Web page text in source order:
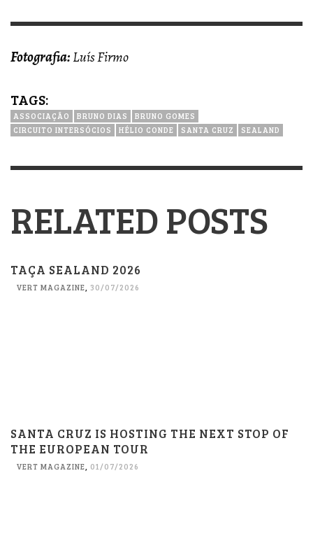
Fotografia:Luís Firmo
TAGS:
ASSOCIAÇÃO BRUNO DIAS
BRUNO GOMES
CIRCUITO INTERSÓCIOS
HÉLIO CONDE SANTA CRUZ SEALAND
RELATED POSTS
TAÇA SEALAND 2026
VERT MAGAZINE 30/07/2026
SANTA CRUZ IS HOSTING THE NEXT STOP OF
THE EUROPEAN TOUR
VERT MAGAZINE, 01/07/2026